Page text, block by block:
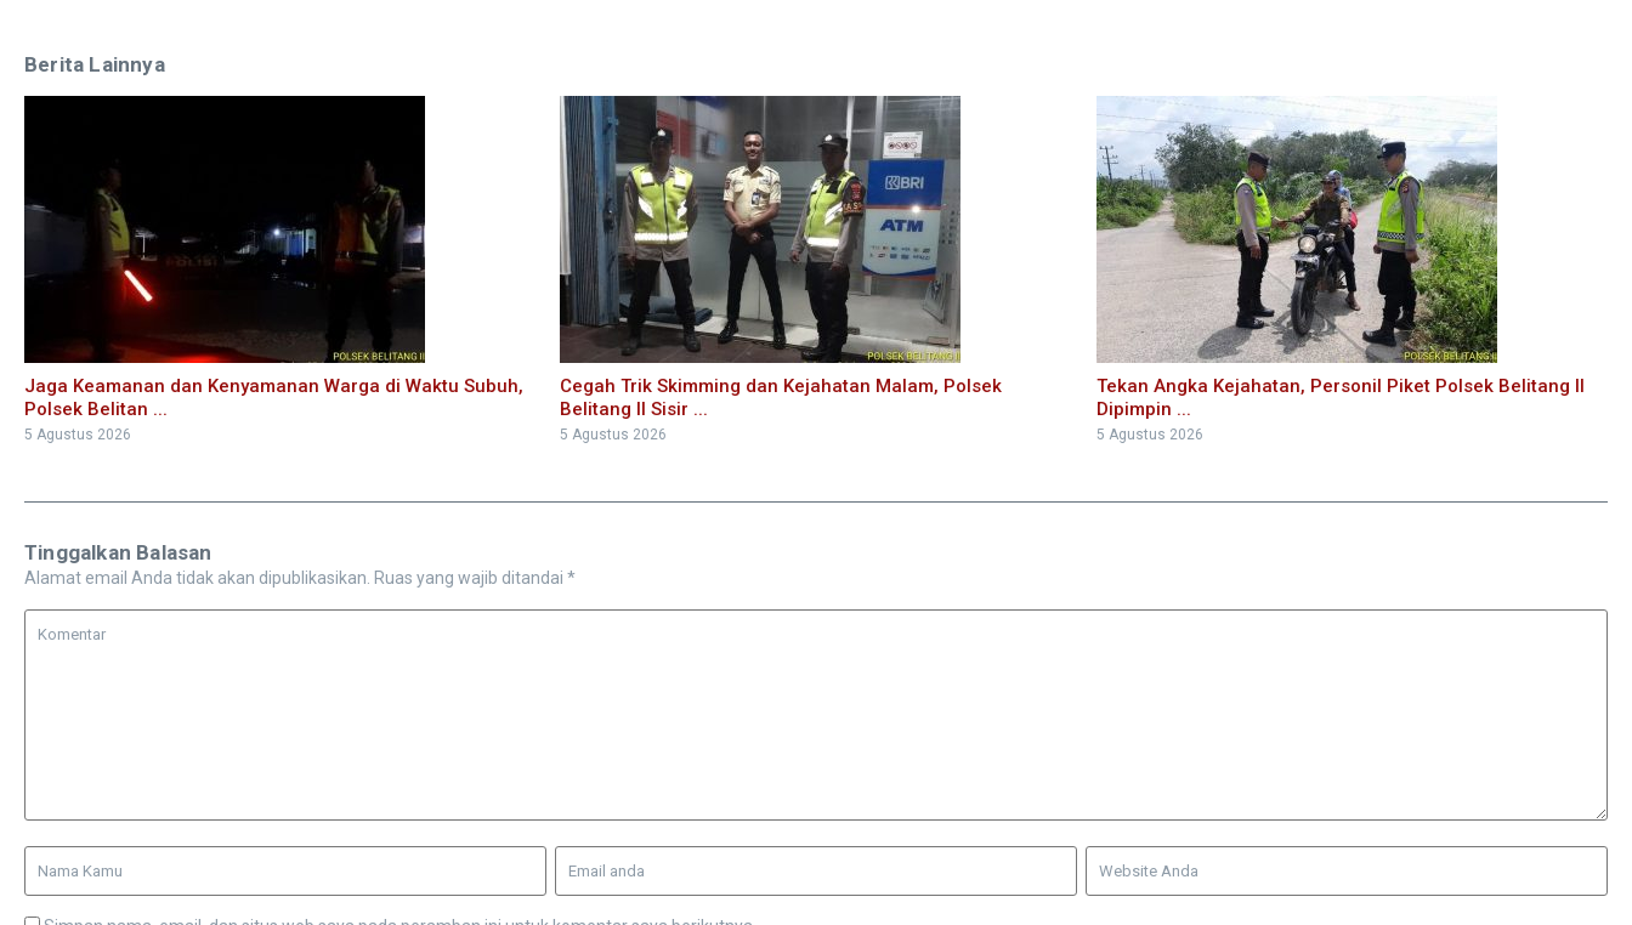
Berita Lainnya
Jaga Keamanan dan Kenyamanan Warga di Waktu Subuh,
Polsek Belitan ...
5 Agustus 2026
Cegah Trik Skimming dan Kejahatan Malam, Polsek
Belitang II Sisir ...
5 Agustus 2026
Tekan Angka Kejahatan, Personil Piket Polsek Belitang II
Dipimpin ...
5 Agustus 2026
Tinggalkan Balasan
Alamat email Anda tidak akan dipublikasikan. Ruas yang wajib ditandai *